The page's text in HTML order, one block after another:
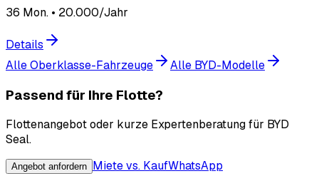
36 Mon. • 20.000/Jahr
Details
Alle Oberklasse-Fahrzeuge
Alle BYD-Modelle
Passend für Ihre Flotte?
Flottenangebot oder kurze Expertenberatung für BYD
Seal.
Angebot anfordern Miete vs. KaufWhatsApp